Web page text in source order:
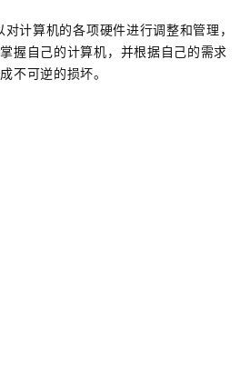
计算机的各项硬件进行调整和管理，
握自己的计算机，并根据自己的需求
不可逆的损坏。